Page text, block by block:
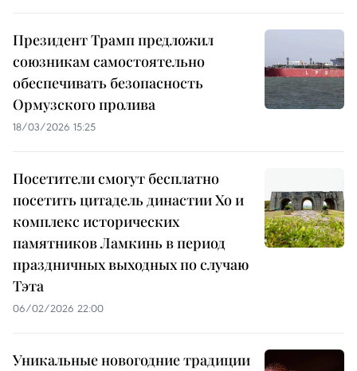
Президент Трамп предложил
союзникам самостоятельно
обеспечивать безопасность
Ормузского пролива
18/03/2026 15:25
Посетители смогут бесплатно
посетить цитадель династии Хо и
комплекс исторических
памятников Ламкинь в период
праздничных выходных по случаю
Тэта
06/02/2026 22:00
Уникальные новогодние традиции